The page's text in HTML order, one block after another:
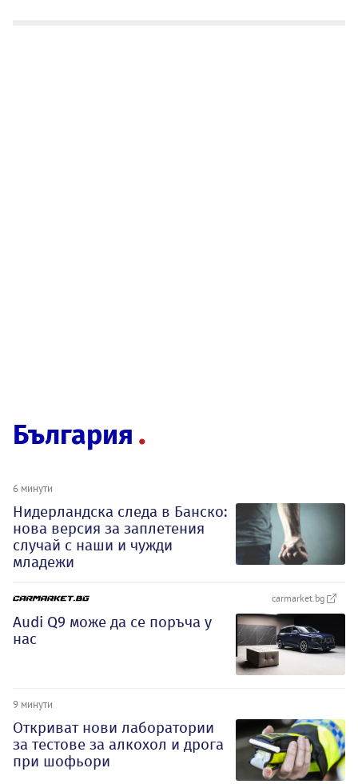
България
6 минути
Нидерландска следа в Банско:
нова версия за заплетения
случай с наши и чужди
младежи
carmarket.bg
Audi Q9 може да се поръча у
нас
9 минути
Откриват нови лаборатории
за тестове за алкохол и дрога
при шофьори